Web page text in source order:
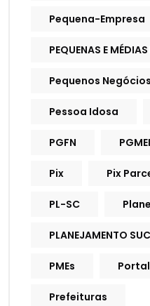
Pequena-Empresa
PEQUENAS E
Pequenos Negócios
Pessoa Idosa
PGFN PGMEI
Pix Pix
PL-SC
PLANEJAMENTO
PMEs
Prefeituras